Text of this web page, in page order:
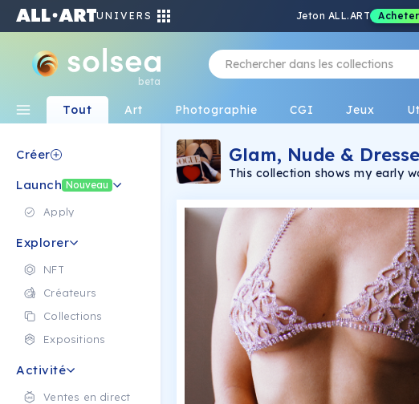
UNIVERS Jeton ALL.ART Acheter
beta
Tout Art Photographie CGI Jeux
Créer
Launch Nouveau
Apply
Explorer
NFT
Créateurs
Collections
Expositions
Activité
Ventes en direct
Glam, Nude &
This collection shows my early